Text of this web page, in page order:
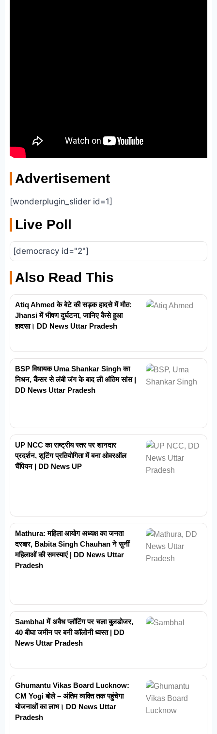
Advertisement
[wonderplugin_slider id=1]
Live Poll
[democracy id="2"]
Also Read This
Atiq Ahmed के बेटे की सड़क हादसे में मौत:
Jhansi में भीषण दुर्घटना, जानिए कैसे हुआ
हादसा। DD News Uttar Pradesh
BSP विधायक Uma Shankar Singh का
निधन, कैंसर से लंबी जंग के बाद ली अंतिम सांस |
DD News Uttar Pradesh
UP NCC का राष्ट्रीय स्तर पर शानदार
प्रदर्शन, शूटिंग प्रतियोगिता में बना ओवरऑल
चैंपियन | DD News UP
Mathura: महिला आयोग अध्यक्ष का जनता
दरबार, Babita Singh Chauhan ने सुनीं
महिलाओं की समस्याएं | DD News Uttar
Pradesh
Sambhal में अवैध प्लॉटिंग पर चला बुलडोजर,
40 बीघा जमीन पर बनी कॉलोनी ध्वस्त | DD
News Uttar Pradesh
Ghumantu Vikas Board Lucknow:
CM Yogi बोले – अंतिम व्यक्ति तक पहुंचेगा
योजनाओं का लाभ। DD News Uttar
Pradesh